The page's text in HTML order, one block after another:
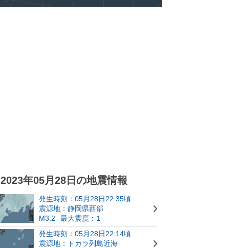
2023年05月28日の地震情報
発生時刻：05月28日22:35頃
震源地：静岡県西部
M3.2
最大震度：1
発生時刻：05月28日22:14頃
震源地：トカラ列島近海